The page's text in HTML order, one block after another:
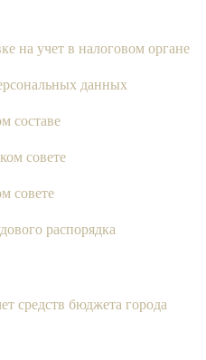
на учет в налоговом органе
данных
составе
совете
совете
распорядка
средств бюджета города